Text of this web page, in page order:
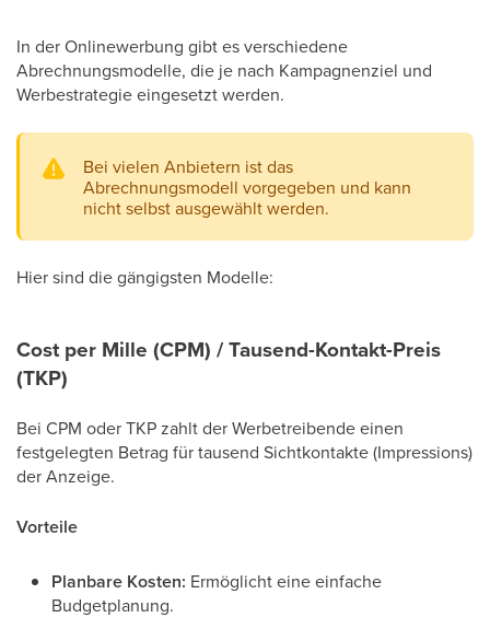
In der Onlinewerbung gibt es verschiedene
Abrechnungsmodelle, die je nach Kampagnenziel und
Werbestrategie eingesetzt werden.
Bei vielen Anbietern ist das
Abrechnungsmodell vorgegeben und kann
nicht selbst ausgewählt werden.
Hier sind die gängigsten Modelle:
Cost per Mille (CPM) / Tausend-Kontakt-Preis
(TKP)
Bei CPM oder TKP zahlt der Werbetreibende einen
festgelegten Betrag für tausend Sichtkontakte (Impressions)
der Anzeige.
Vorteile
Planbare Kosten: Ermöglicht eine einfache
Budgetplanung.